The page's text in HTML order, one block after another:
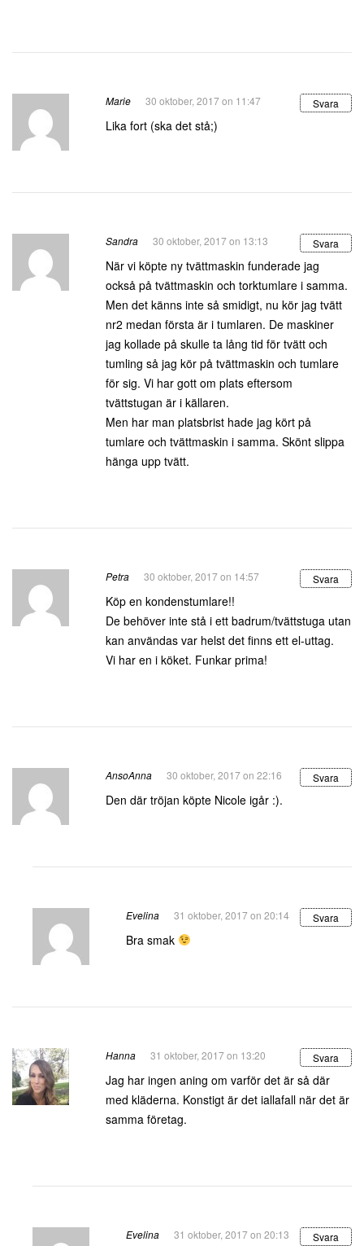
Marie 30 oktober, 2017 on 11:47 Svara
Lika fort (ska det stå;)
Sandra 30 oktober, 2017 on 13:13 Svara
När vi köpte ny tvättmaskin funderade jag
också på tvättmaskin och torktumlare i samma.
Men det känns inte så smidigt, nu kör jag tvätt
nr2 medan första är i tumlaren. De maskiner
jag kollade på skulle ta lång tid för tvätt och
tumling så jag kör på tvättmaskin och tumlare
för sig. Vi har gott om plats eftersom
tvättstugan är i källaren.
Men har man platsbrist hade jag kört på
tumlare och tvättmaskin i samma. Skönt slippa
hänga upp tvätt.
Petra 30 oktober, 2017 on 14:57 Svara
Köp en kondenstumlare!!
De behöver inte stå i ett badrum/tvättstuga utan
kan användas var helst det finns ett el-uttag.
Vi har en i köket. Funkar prima!
AnsoAnna 30 oktober, 2017 on 22:16 Svara
Den där tröjan köpte Nicole igår :).
Evelina 31 oktober, 2017 on 20:14 Svara
Bra smak
Hanna 31 oktober, 2017 on 13:20 Svara
Jag har ingen aning om varför det är så där
med kläderna. Konstigt är det iallafall när det är
samma företag.
Evelina 31 oktober, 2017 on 20:13 Svara